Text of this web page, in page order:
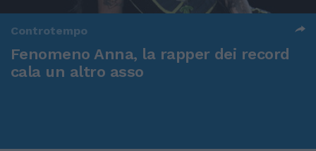
Controtempo
Fenomeno Anna, la rapper dei record
cala un altro asso